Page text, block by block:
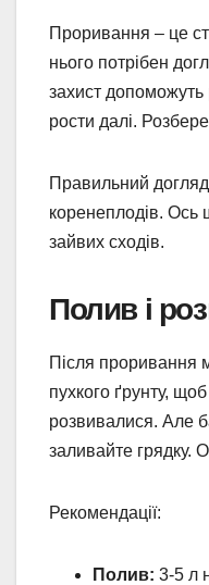
Проривання – це
нього потрібен
захист
рости далі.
Правильний
коренеплодів. Ось
зайвих сходів.
Полив і
Після проривання
пухкого ґрунту,
розвивалися. Але
заливайте грядку.
Рекомендації:
Полив: 3-5 л